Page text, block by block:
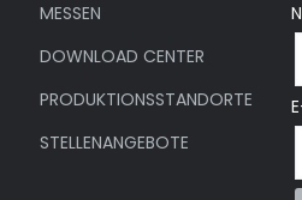
MESSEN
DOWNLOAD CENTER
PRODUKTIONSSTANDORTE
STELLENANGEBOTE